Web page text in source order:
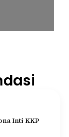
Inti KKP